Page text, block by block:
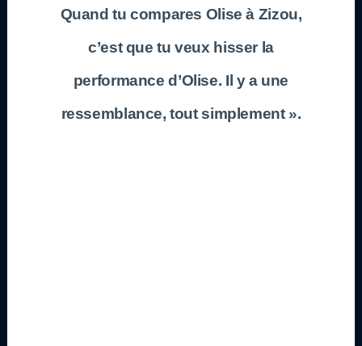
Quand tu compares Olise à Zizou,
c’est que tu veux hisser la
performance d’Olise. Il y a une
ressemblance, tout simplement ».